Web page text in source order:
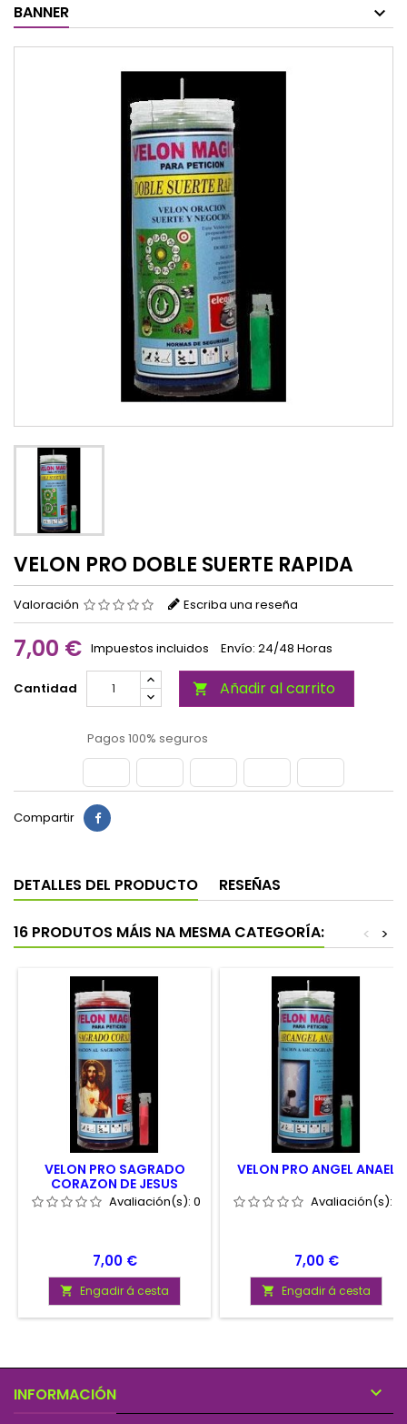
BANNER
VELON PRO DOBLE SUERTE RAPIDA
Valoración Escriba una reseña
7,00 € Impuestos incluidos Envío: 24/48 Horas
Cantidad  Añadir al carrito
Pagos 100% seguros
Compartir
DETALLES DEL PRODUCTO RESEÑAS
16 PRODUTOS MÁIS NA MESMA CATEGORÍA: >
<
VELON PRO SAGRADO
CORAZON DE JESUS
Avaliación(s): 0
Prezo
7,00 €
 Engadir á cesta
VELON PRO ANGEL ANAEL
Avaliación(s):
Prezo
7,00 €
 Engadir á cesta
INFORMACIÓN 